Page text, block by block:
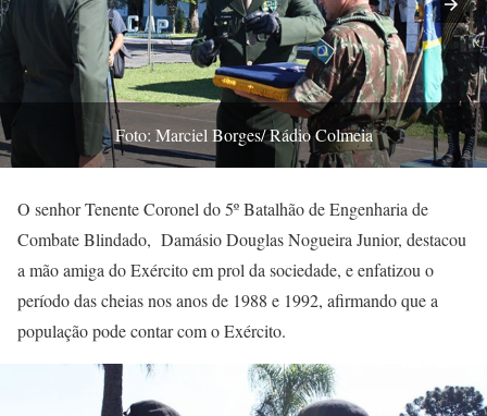
Foto: Marciel Borges/ Rádio Colmeia
O senhor Tenente Coronel do 5º Batalhão de Engenharia de
Combate Blindado, Damásio Douglas Nogueira Junior, destacou
a mão amiga do Exército em prol da sociedade, e enfatizou o
período das cheias nos anos de 1988 e 1992, afirmando que a
população pode contar com o Exército.